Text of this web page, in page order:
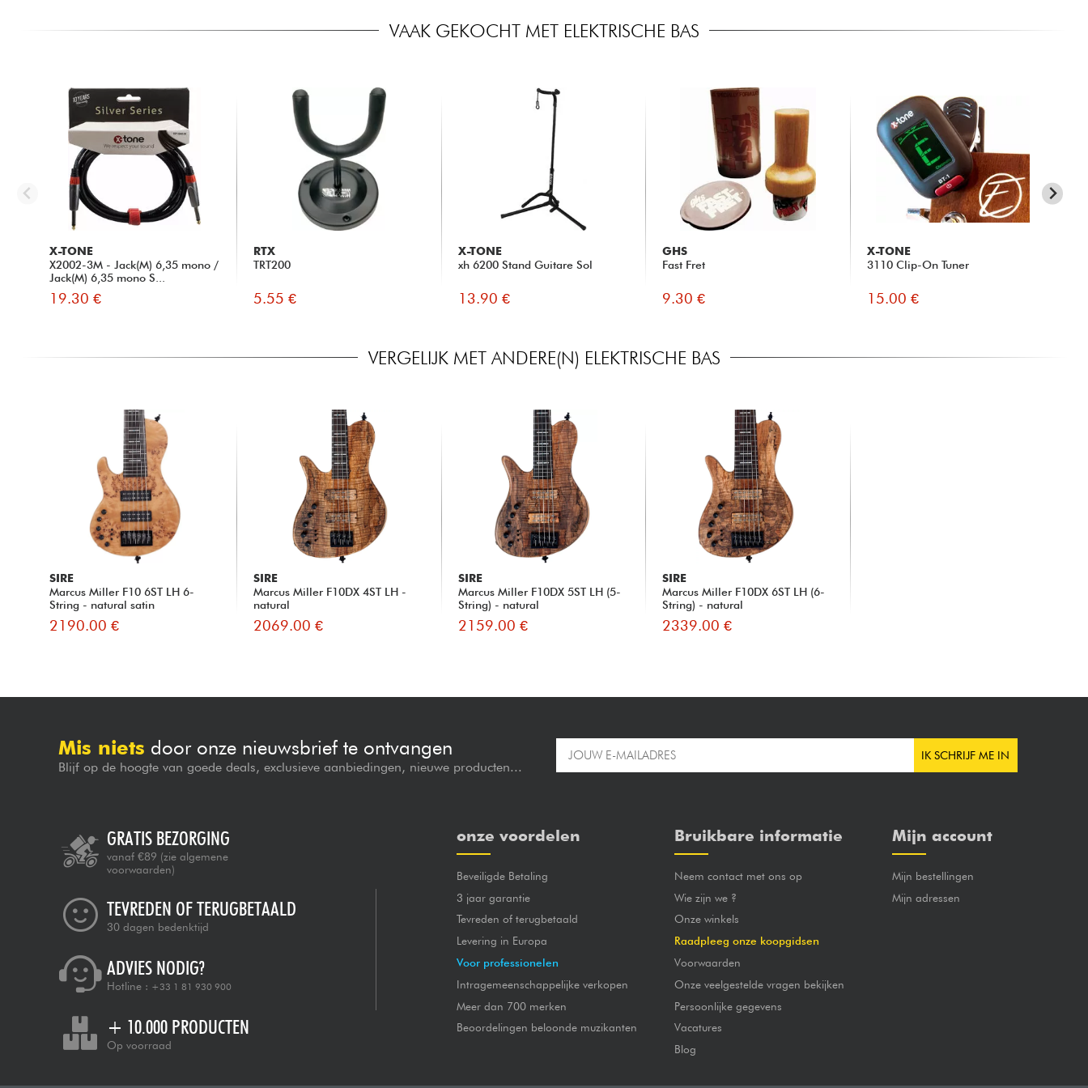
VAAK GEKOCHT MET ELEKTRISCHE BAS
X-TONE
X2002-3M - Jack(M) 6,35 mono /
Jack(M) 6,35 mono S...
19.30 €
RTX
TRT200
5.55 €
X-TONE
xh 6200 Stand Guitare Sol
13.90 €
GHS
Fast Fret
9.30 €
X-TONE
3110 Clip-On Tuner
15.00 €
VERGELIJK MET ANDERE(N) ELEKTRISCHE BAS
SIRE
Marcus Miller F10 6ST LH 6-
String - natural satin
2190.00 €
SIRE
Marcus Miller F10DX 4ST LH -
natural
2069.00 €
SIRE
Marcus Miller F10DX 5ST LH (5-
String) - natural
2159.00 €
SIRE
Marcus Miller F10DX 6ST LH (6-
String) - natural
2339.00 €
Mis niets door onze nieuwsbrief te ontvangen
Blijf op de hoogte van goede deals, exclusieve aanbiedingen, nieuwe producten...
IK SCHRIJF ME IN
GRATIS BEZORGING
vanaf €89 (zie algemene
voorwaarden)
TEVREDEN OF TERUGBETAALD
30 dagen bedenktijd
ADVIES NODIG?
Hotline : +33 1 81 930 900
+ 10.000 PRODUCTEN
Op voorraad
onze voordelen
Beveiligde Betaling
3 jaar garantie
Tevreden of terugbetaald
Levering in Europa
Voor professionelen
Intragemeenschappelijke verkopen
Meer dan 700 merken
Beoordelingen beloonde muzikanten
Bruikbare informatie
Neem contact met ons op
Wie zijn we ?
Onze winkels
Raadpleeg onze koopgidsen
Voorwaarden
Onze veelgestelde vragen bekijken
Persoonlijke gegevens
Vacatures
Blog
Mijn account
Mijn bestellingen
Mijn adressen